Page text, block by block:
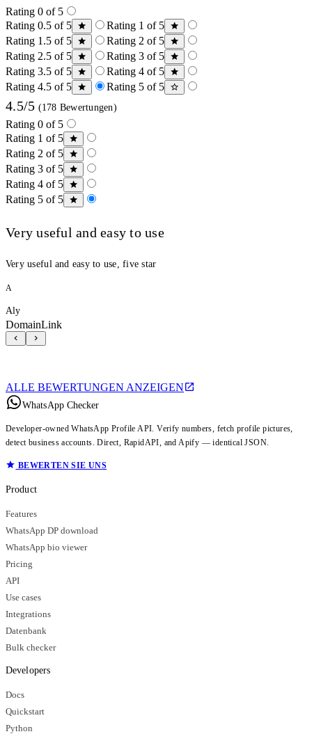
Rating 0 of 5
Rating 0.5 of 5
Rating 1 of 5
Rating 1.5 of 5
Rating 2 of 5
Rating 2.5 of 5
Rating 3 of 5
Rating 3.5 of 5
Rating 4 of 5
Rating 4.5 of 5
Rating 5 of 5
4.5/5 (178 Bewertungen)
Rating 0 of 5
Rating 1 of 5
Rating 2 of 5
Rating 3 of 5
Rating 4 of 5
Rating 5 of 5
Very useful and easy to use
Very useful and easy to use, five star
A
Aly
DomainLink
ALLE BEWERTUNGEN ANZEIGEN
WhatsApp Checker
Developer-owned WhatsApp Profile API. Verify numbers, fetch profile pictures,
detect business accounts. Direct, RapidAPI, and Apify — identical JSON.
BEWERTEN SIE UNS
Product
Features
WhatsApp DP download
WhatsApp bio viewer
Pricing
API
Use cases
Integrations
Datenbank
Bulk checker
Developers
Docs
Quickstart
Python